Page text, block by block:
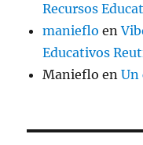
Recursos
manieflo en
Educativos
Manieflo enUn